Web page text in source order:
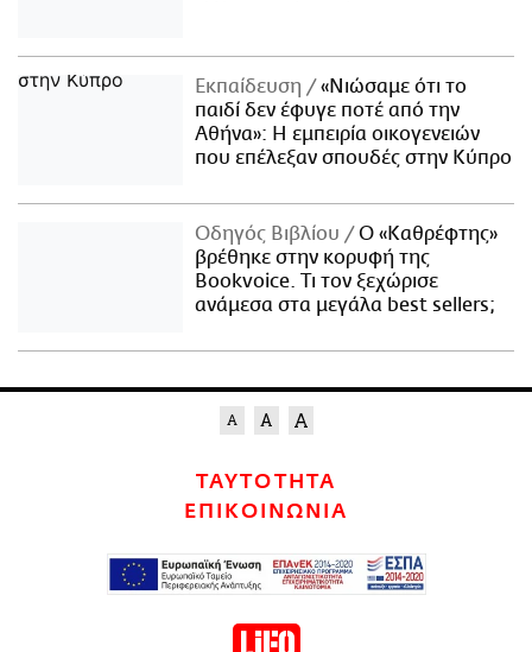
Εκπαίδευση
«Νιώσαμε ότι το
παιδί δεν έφυγε ποτέ από την
Αθήνα»: Η εμπειρία οικογενειών
που επέλεξαν σπουδές στην Κύπρο
Οδηγός Βιβλίου
Ο «Καθρέφτης»
βρέθηκε στην κορυφή της
Bookvoice. Τι τον ξεχώρισε
ανάμεσα στα μεγάλα best sellers;
ΤΑΥΤΟΤΗΤΑ
ΕΠΙΚΟΙΝΩΝΙΑ